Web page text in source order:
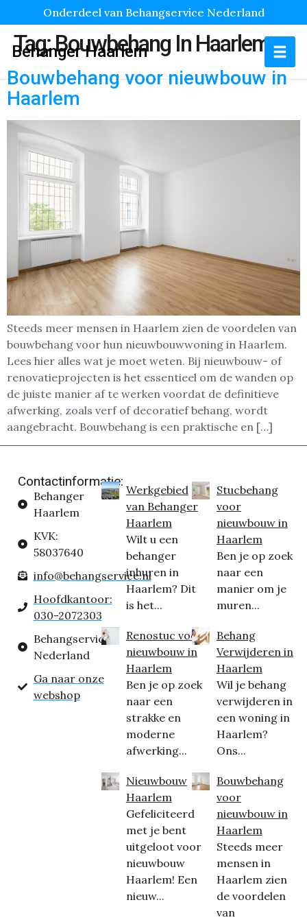
Onderdeel van Behangservice Nederland
Behanger Haarlem
Tag:Bouwbehang In Haarlem
Bouwbehang voor nieuwbouw in
Haarlem
Steeds meer mensen in Haarlem zien de voordelen van
bouwbehang voor hun nieuwbouwwoning in Haarlem.
Lees hier alles wat je moet weten. Bij nieuwbouw- of
renovatieprojecten is het essentieel om de wanden op
de juiste manier af te werken voordat de definitieve
afwerking, zoals verf of decoratief behang, wordt
aangebracht. Bouwbehang is een praktische en […]
Contactinformatie:
Behanger
Haarlem
KVK:
58037640
info@behangservice.nl
Hoofdkantoor:
030-2072303
Behangservice
Nederland
Ga naar onze
webshop
Werkgebied
van Behanger
Haarlem
Wilt u een
behanger
inhuren in
Haarlem? Dit
is het...
Renostuc voor
nieuwbouw in
Haarlem
Ben je op zoek
naar een
strakke en
moderne
afwerking...
Nieuwbouw
Haarlem
Gefeliciteerd
met je bent
uitgeloot voor
nieuwbouw
Haarlem! Een
nieuw...
Stucbehang
voor
nieuwbouw in
Haarlem
Ben je op zoek
naar een
manier om je
muren...
Behang
Verwijderen in
Haarlem
Wil je behang
verwijderen in
een woning in
Haarlem?
Ons...
Bouwbehang
voor
nieuwbouw in
Haarlem
Steeds meer
mensen in
Haarlem zien
de voordelen
van